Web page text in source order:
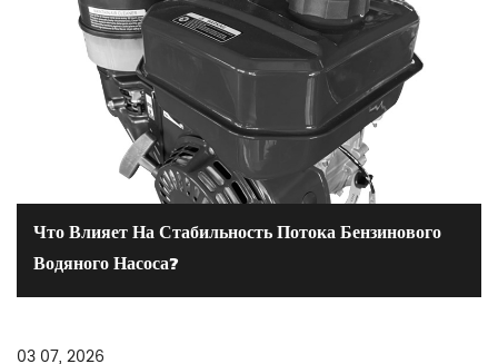
Что Влияет На Стабильность Потока Бензинового
Водяного Насоса?
03 07, 2026